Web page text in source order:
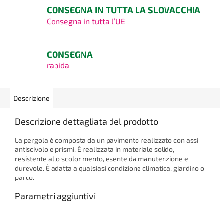
CONSEGNA IN TUTTA LA SLOVACCHIA
Consegna in tutta l’UE
CONSEGNA
rapida
Descrizione
Descrizione dettagliata del prodotto
La pergola è composta da un pavimento realizzato con assi
antiscivolo e prismi. È realizzata in materiale solido,
resistente allo scolorimento, esente da manutenzione e
durevole. È adatta a qualsiasi condizione climatica, giardino o
parco.
Parametri aggiuntivi